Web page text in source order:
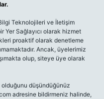
Teknolojileri ve İletişim
Yer Sağlayıcı olarak hizmet
proaktif olarak denetleme
Ancak, üyelerimiz
olup, siteye üye olarak
düşündüğünüz
adresine bildirmeniz halinde,